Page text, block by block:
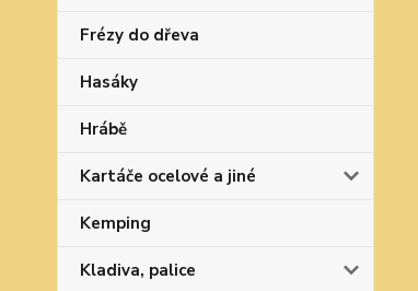
Frézy do dřeva
Hasáky
Hrábě
Kartáče ocelové a jiné
Kemping
Kladiva, palice